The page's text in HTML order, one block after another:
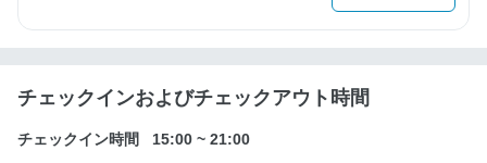
チェックインおよびチェックアウト時間
チェックイン時間 15:00 ~ 21:00